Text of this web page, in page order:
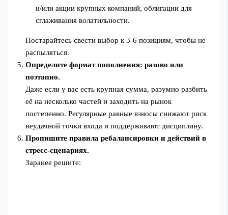
и/или акции крупных компаний, облигации для
сглаживания волатильности.
Постарайтесь свести выбор к 3-6 позициям, чтобы не
распыляться.
Определите формат пополнения: разово или
поэтапно.
Даже если у вас есть крупная сумма, разумно разбить
её на несколько частей и заходить на рынок
постепенно. Регулярные равные взносы снижают риск
неудачной точки входа и поддерживают дисциплину.
Пропишите правила ребалансировки и действий в
стресс‑сценариях.
Заранее решите: